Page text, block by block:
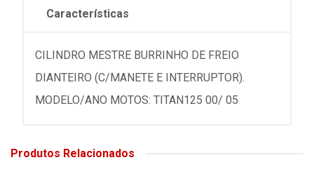
Características
CILINDRO MESTRE BURRINHO DE FREIO
DIANTEIRO (C/MANETE E INTERRUPTOR).
MODELO/ANO MOTOS: TITAN125 00/ 05
Produtos Relacionados